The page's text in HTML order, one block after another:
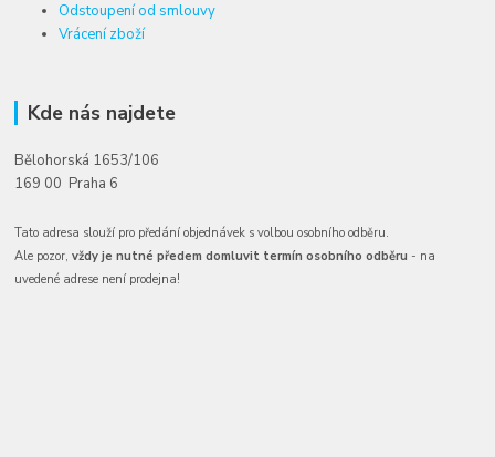
Odstoupení od smlouvy
Vrácení zboží
Kde nás najdete
Bělohorská 1653/106
169 00 Praha 6
Tato adresa slouží pro předání objednávek s volbou osobního odběru.
Ale pozor,vždy je nutné předem domluvit termín osobního odběru - na
uvedené adrese není prodejna!